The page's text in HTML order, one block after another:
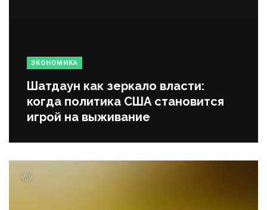
ЭКОНОМИКА
Шатдаун как зеркало власти:
когда политика США становится
игрой на выживание